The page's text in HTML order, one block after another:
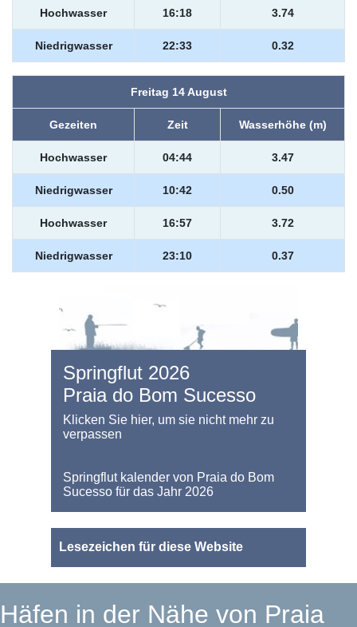
Hochwasser 16:18 3.74
Niedrigwasser 22:33 0.32
Freitag 14 August
Gezeiten Zeit Wasserhöhe (m)
Hochwasser 04:44 3.47
Niedrigwasser 10:42 0.50
Hochwasser 16:57 3.72
Niedrigwasser 23:10 0.37
Springflut 2026
Praia do Bom Sucesso
Klicken Sie hier, um sie nicht mehr zu
verpassen
Springflut kalender von Praia do Bom
Sucesso für das Jahr 2026
Lesezeichen für diese Website
Häfen in der Nähe von Praia